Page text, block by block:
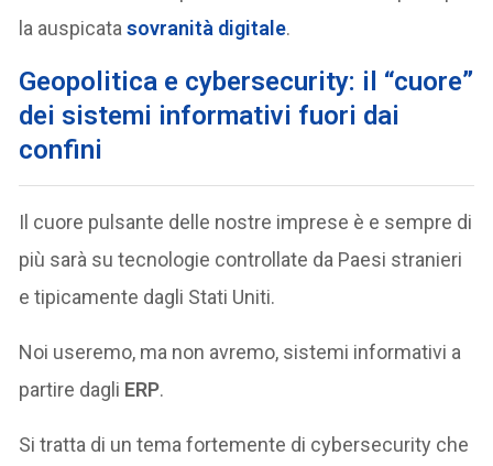
la auspicatasovranità digitale.
Geopolitica e cybersecurity: il “cuore”
dei sistemi informativi fuori dai
confini
Il cuore pulsante delle nostre imprese è e sempre di
più sarà su tecnologie controllate da Paesi stranieri
e tipicamente dagli Stati Uniti.
Noi useremo, ma non avremo, sistemi informativi a
partire dagli ERP.
Si tratta di un tema fortemente di cybersecurity che